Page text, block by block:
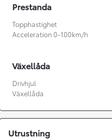
Prestanda
Topphastighet
Acceleration 0-100km/h
Växellåda
Drivhjul
Växellåda
Utrustning